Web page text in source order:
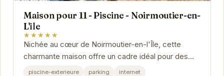
Maison pour 11 - Piscine - Noirmoutier-en-
L'île
★★★★★
Nichée au cœur de Noirmoutier-en-l'Île, cette
charmante maison offre un cadre idéal pour des
vacances relaxantes. Avec sa piscine privée, ses...
piscine-exterieure parking
internet